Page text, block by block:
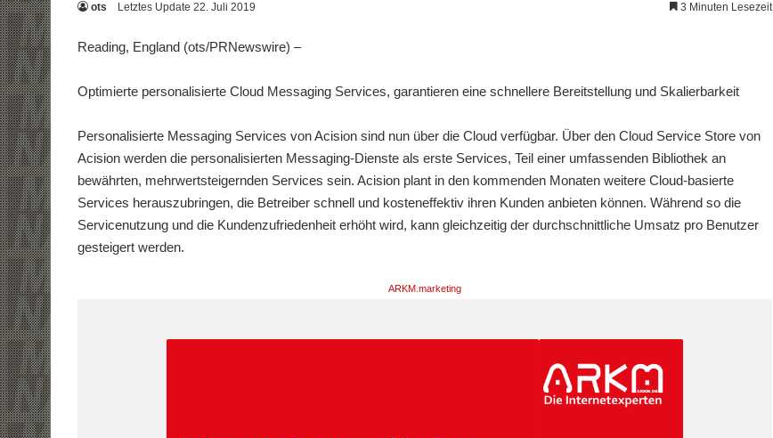
ots Letztes Update 22. Juli 2019 3 Minuten Lesezeit
Reading, England (ots/PRNewswire) –
Optimierte personalisierte Cloud Messaging Services, garantieren eine schnellere Bereitstellung und Skalierbarkeit
Personalisierte Messaging Services von Acision sind nun über die Cloud verfügbar. Über den Cloud Service Store von
Acision werden die personalisierten Messaging-Dienste als erste Services, Teil einer umfassenden Bibliothek an
bewährten, mehrwertsteigernden Services sein. Acision plant in den kommenden Monaten weitere Cloud-basierte
Services herauszubringen, die Betreiber schnell und kosteneffektiv ihren Kunden anbieten können. Während so die
Servicenutzung und die Kundenzufriedenheit erhöht wird, kann gleichzeitig der durchschnittliche Umsatz pro Benutzer
gesteigert werden.
ARKM.marketing